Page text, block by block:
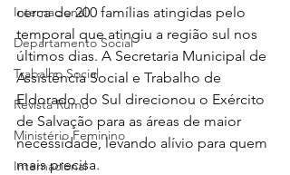
Internacional
Departamento Social
Trabalho Social
Revista Rumo
Ministério Feminino
Internacional
cerca de 200 famílias atingidas pelo
temporal que atingiu a região sul nos
últimos dias. A Secretaria Municipal de
Assistência Social e Trabalho de
Eldorado do Sul direcionou o Exército
de Salvação para as áreas de maior
necessidade, levando alívio para quem
mais precisa.